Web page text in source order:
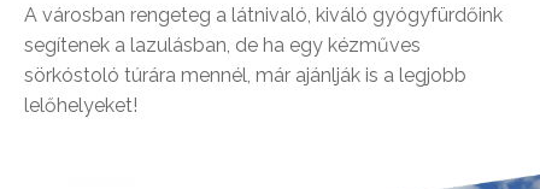
A városban rengeteg a látnivaló, kiváló gyógyfürdőink
segítenek a lazulásban, de ha egy kézműves
sörkóstoló túrára mennél, már ajánlják is a legjobb
lelőhelyeket!